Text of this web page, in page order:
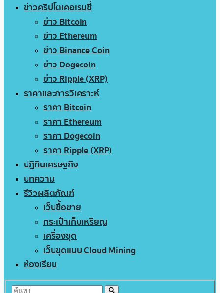
ข่าวคริปโตเคอเรนซี่
ข่าว Bitcoin
ข่าว Ethereum
ข่าว Binance Coin
ข่าว Dogecoin
ข่าว Ripple (XRP)
ราคาและการวิเคราะห์
ราคา Bitcoin
ราคา Ethereum
ราคา Dogecoin
ราคา Ripple (XRP)
ปฏิทินเศรษฐกิจ
บทความ
รีวิวผลิตภัณฑ์
เว็บซื้อขาย
กระเป๋าเก็บเหรียญ
เครื่องขุด
เว็บขุดแบบ Cloud Mining
ห้องเรียน